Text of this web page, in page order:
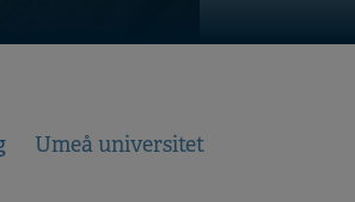
Umeå universitet